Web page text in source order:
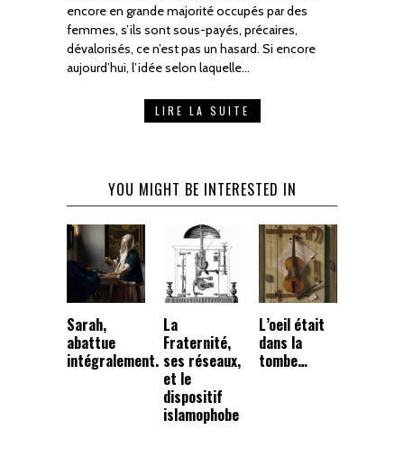
encore en grande majorité occupés par des
femmes, s’ils sont sous-payés, précaires,
dévalorisés, ce n’est pas un hasard. Si encore
aujourd’hui, l’idée selon laquelle…
LIRE LA SUITE
YOU MIGHT BE INTERESTED IN
Sarah,
abattue
intégralement.
La
Fraternité,
ses réseaux,
et le
dispositif
islamophobe
L’oeil était
dans la
tombe…